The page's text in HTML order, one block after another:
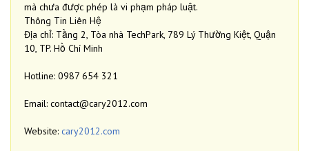
mà chưa được phép là vi phạm pháp luật.
Thông Tin Liên Hệ
Địa chỉ: Tầng 2, Tòa nhà TechPark, 789 Lý Thường Kiệt, Quận
10, TP. Hồ Chí Minh
Hotline: 0987 654 321
Email: contact@cary2012.com
Website: cary2012.com